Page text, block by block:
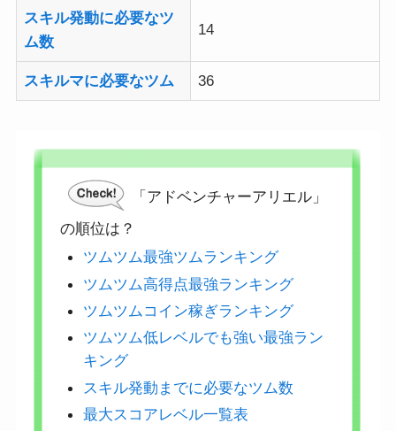
スキル発動に必要なツ
ム数
14
スキルマに必要なツム 36
「アドベンチャーアリエル」
の順位は？
ツムツム最強ツムランキング
ツムツム高得点最強ランキング
ツムツムコイン稼ぎランキング
ツムツム低レベルでも強い最強ラン
キング
スキル発動までに必要なツム数
最大スコアレベル一覧表